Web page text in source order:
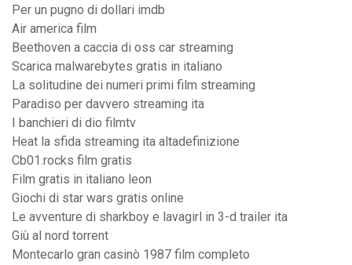
Per un pugno di dollari imdb
Air america film
Beethoven a caccia di oss car streaming
Scarica malwarebytes gratis in italiano
La solitudine dei numeri primi film streaming
Paradiso per davvero streaming ita
I banchieri di dio filmtv
Heat la sfida streaming ita altadefinizione
Cb01.rocks film gratis
Film gratis in italiano leon
Giochi di star wars gratis online
Le avventure di sharkboy e lavagirl in 3-d trailer ita
Giù al nord torrent
Montecarlo gran casinò 1987 film completo